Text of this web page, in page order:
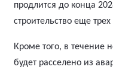
продлится до конца
строительство еще
Кроме того, в течение
будет расселено из